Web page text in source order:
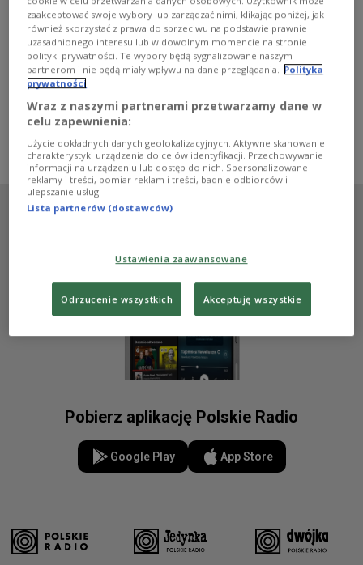
Nikita Chruszczow - mierny, ale wierny
- Jego droga do tronu kremlowskiego wiodła różnymi
meandrami – mówił historyk prof. Paweł Wieczorkiewicz,
opisując karierę polityczną Nikity Chruszczowa. Zmarł
11 września 1971, przez jedenaście lat stał na czele
ZSRR.
Zobacz więcej na temat:
Nikita Chruszczow
Ukraina ZSRR
Pobierz aplikację Polskie Radio
Google Play App Store
zaakceptować swoje wybory lub zarządzać nimi, klikając poniżej, jak
również skorzystać z prawa do sprzeciwu na podstawie prawnie
uzasadnionego interesu lub w dowolnym momencie na stronie
polityki prywatności. Te wybory będą sygnalizowane naszym
partnerom i nie będą miały wpływu na dane przeglądania. Polityka
prywatności
Wraz z naszymi partnerami przetwarzamy dane w
celu zapewnienia:
Użycie dokładnych danych geolokalizacyjnych. Aktywne skanowanie
charakterystyki urządzenia do celów identyfikacji. Przechowywanie
informacji na urządzeniu lub dostęp do nich. Spersonalizowane
reklamy i treści, pomiar reklam i treści, badnie odbiorców i
ulepszanie usług.
Lista partnerów (dostawców)
Ustawienia zaawansowane
Odrzucenie wszystkich Akceptuję wszystkie